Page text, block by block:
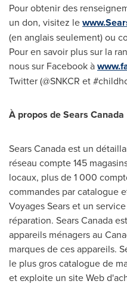
Pour obtenir des
un don, visitez le
(en anglais seulement) ou
Pour en savoir plus sur la
nous sur Facebook à
Twitter (@SNKCR et
À propos de Sears Canada
SearsCanadaest un
réseau compte 145
locaux, plus de 1 000
commandes par catalogue
Voyages Sears et un
réparation. SearsCanada
appareils ménagers au
marques de ces appareils.
le plus gros catalogue de
et exploite un site Web